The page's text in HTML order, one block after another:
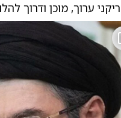
ערוך, מוכן ודרוך